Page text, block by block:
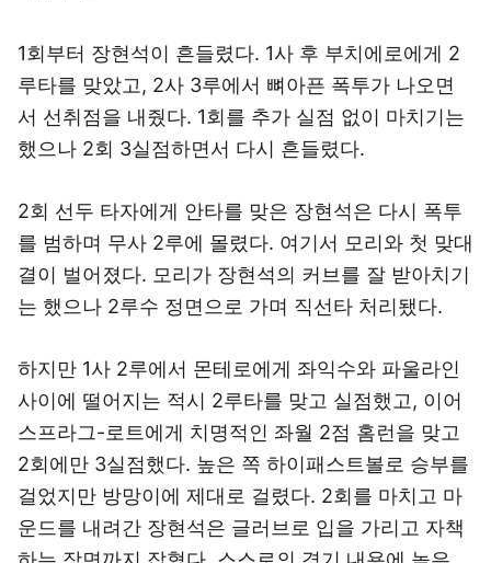
1회부터 장현석이 흔들렸다. 1사 후 부치에로에게 2
루타를 맞았고, 2사 3루에서 뼈아픈 폭투가 나오면
서 선취점을 내줬다. 1회를 추가 실점 없이 마치기는
했으나 2회 3실점하면서 다시 흔들렸다.
2회 선두 타자에게 안타를 맞은 장현석은 다시 폭투
를 범하며 무사 2루에 몰렸다. 여기서 모리와 첫 맞대
결이 벌어졌다. 모리가 장현석의 커브를 잘 받아치기
는 했으나 2루수 정면으로 가며 직선타 처리됐다.
하지만 1사 2루에서 몬테로에게 좌익수와 파울라인
사이에 떨어지는 적시 2루타를 맞고 실점했고, 이어
스프라그-로트에게 치명적인 좌월 2점 홈런을 맞고
2회에만 3실점했다. 높은 쪽 하이패스트볼로 승부를
걸었지만 방망이에 제대로 걸렸다. 2회를 마치고 마
운드를 내려간 장현석은 글러브로 입을 가리고 자책